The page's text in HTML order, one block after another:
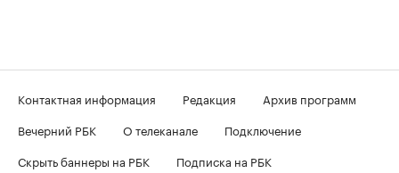
Контактная информация Редакция
Архив программ
Вечерний РБК
О телеканале
Подключение
Скрыть баннеры на РБК
Подписка на РБК